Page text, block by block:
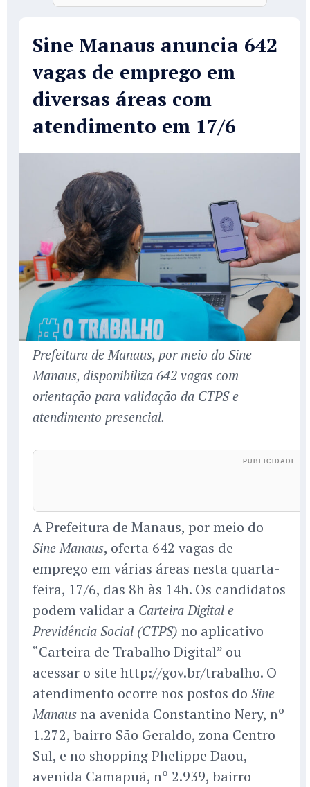
Sine Manaus anuncia 642
vagas de emprego em
diversas áreas com
atendimento em 17/6
Prefeitura de Manaus, por meio do Sine
Manaus, disponibiliza 642 vagas com
orientação para validação da CTPS e
atendimento presencial.
A Prefeitura de Manaus, por meio do
Sine Manaus, oferta 642 vagas de
emprego em várias áreas nesta quarta-
feira, 17/6, das 8h às 14h. Os candidatos
podem validar a Carteira Digital e
Previdência Social (CTPS) no aplicativo
“Carteira de Trabalho Digital” ou
acessar o site http://gov.br/trabalho. O
atendimento ocorre nos postos do Sine
Manaus na avenida Constantino Nery, nº
1.272, bairro São Geraldo, zona Centro-
Sul, e no shopping Phelippe Daou,
avenida Camapuã, nº 2.939, bairro